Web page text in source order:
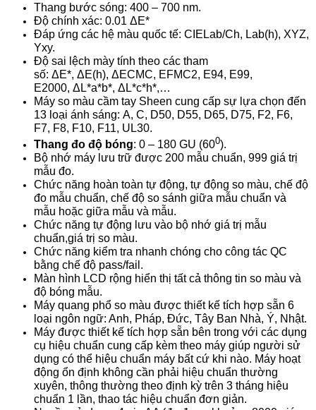
Thang bước sóng: 400 – 700 nm.
Độ chính xác: 0.01 ΔE*
Đáp ứng các hệ màu quốc tế: CIELab/Ch, Lab(h), XYZ,
Yxy.
Độ sai lệch mày tính theo các tham
số: ΔE*, ΔE(h), ΔECMC, EFMC2, E94, E99,
E2000, ΔL*a*b*, ΔL*c*h*,…
Máy so màu cầm tay Sheen cung cấp sự lựa chọn đến
13 loại ánh sáng: A, C, D50, D55, D65, D75, F2, F6,
F7, F8, F10, F11, UL30.
Thang đo độ bóng: 0 – 180 GU (600).
Bộ nhớ máy lưu trữ được 200 mẫu chuẩn, 999 giá trị
mẫu đo.
Chức năng hoàn toàn tự động, tự động so màu, chế độ
đo mẫu chuẩn, chế độ so sánh giữa mẫu chuẩn và
mẫu hoặc giữa mẫu và mẫu.
Chức năng tự động lưu vào bộ nhớ giá trị mẫu
chuẩn,giá trị so màu.
Chức năng kiểm tra nhanh chóng cho công tác QC
bằng chế độ pass/fail.
Màn hình LCD rộng hiển thị tất cả thông tin so màu và
độ bóng mẫu.
Máy quang phổ so màu được thiết kế tích hợp sẵn 6
loại ngôn ngữ: Anh, Pháp, Đức, Tây Ban Nhà, Ý, Nhật.
Máy được thiết kế tích hợp sẵn bên trong với các dụng
cụ hiệu chuẩn cung cấp kèm theo máy giúp người sử
dụng có thể hiệu chuẩn máy bất cứ khi nào. Máy hoạt
động ổn định không cần phải hiệu chuẩn thường
xuyên, thông thường theo định kỳ trên 3 tháng hiệu
chuẩn 1 lần, thao tác hiệu chuẩn đơn giản.